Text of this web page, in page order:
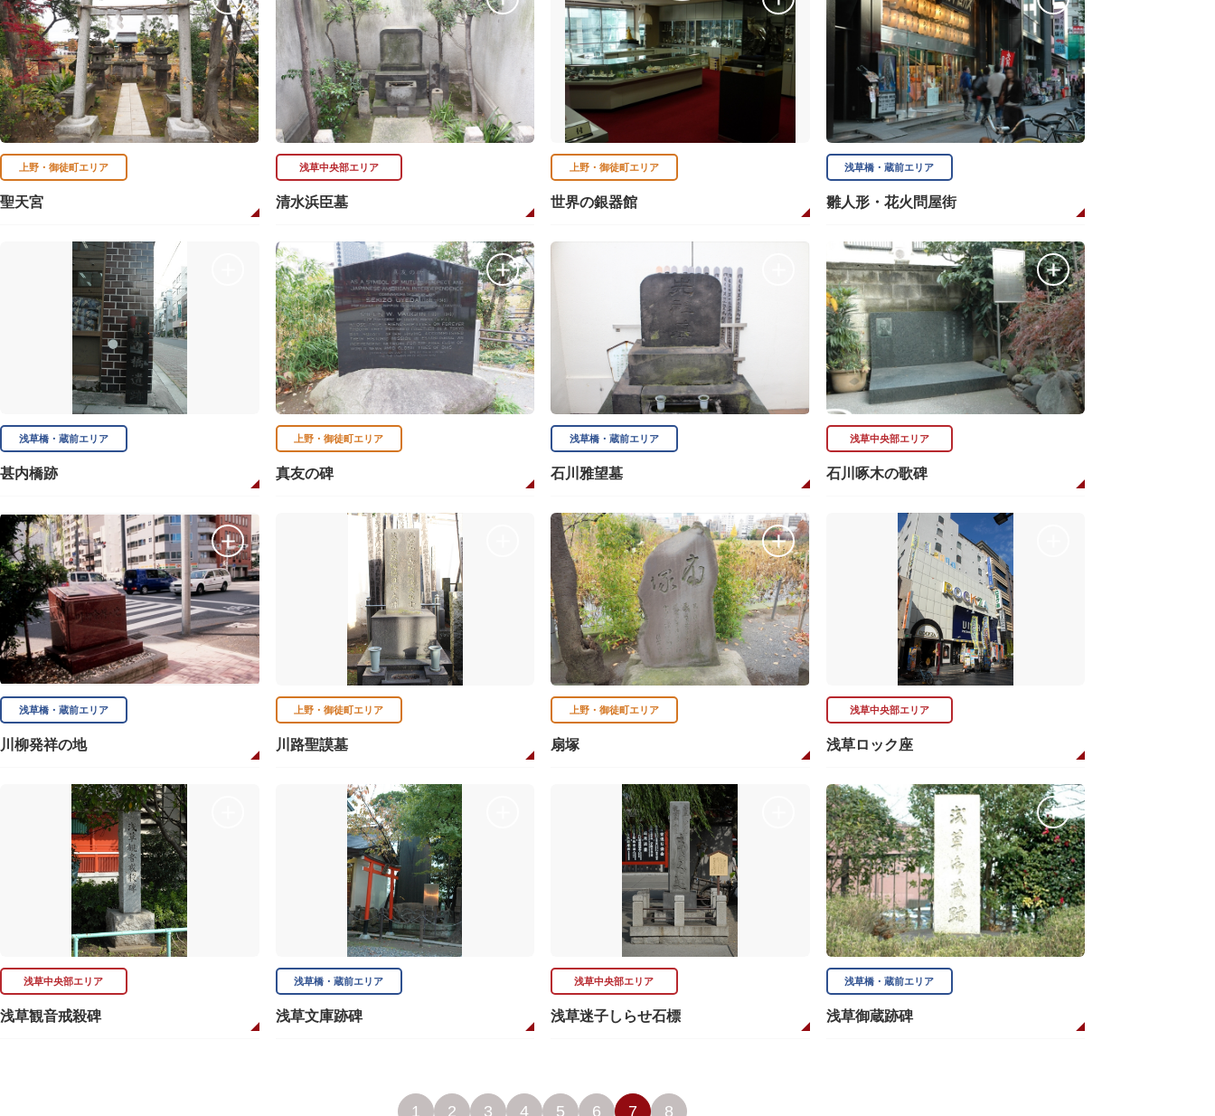
上野・御徒町エリア
聖天宮
浅草中央部エリア
清水浜臣墓
上野・御徒町エリア
世界の銀器館
浅草橋・蔵前エリア
雛人形・花火問屋街
浅草橋・蔵前エリア
甚内橋跡
上野・御徒町エリア
真友の碑
浅草橋・蔵前エリア
石川雅望墓
浅草中央部エリア
石川啄木の歌碑
浅草橋・蔵前エリア
川柳発祥の地
上野・御徒町エリア
川路聖謨墓
上野・御徒町エリア
扇塚
浅草中央部エリア
浅草ロック座
浅草中央部エリア
浅草観音戒殺碑
浅草橋・蔵前エリア
浅草文庫跡碑
浅草中央部エリア
浅草迷子しらせ石標
浅草橋・蔵前エリア
浅草御蔵跡碑
1 2 3 4 5 6 7 8